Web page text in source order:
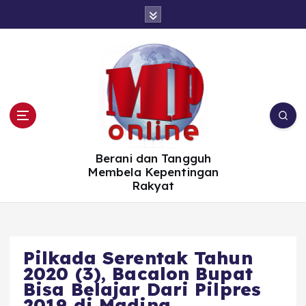
Berani dan Tangguh
Membela Kepentingan
Rakyat
Pilkada Serentak Tahun
2020 (3), Bacalon Bupat
Bisa Belajar Dari Pilpres